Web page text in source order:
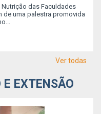
das Faculdades
de uma palestra promovida
Ver todas
E EXTENSÃO